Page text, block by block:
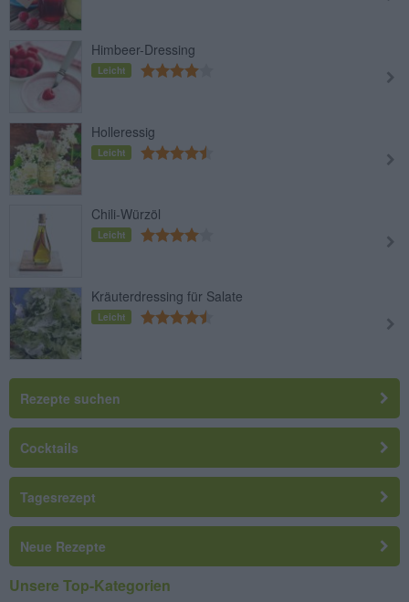
Himbeer-Dressing
Leicht
Holleressig
Leicht
Chili-Würzöl
Leicht
Kräuterdressing für Salate
Leicht
Rezepte suchen
Cocktails
Tagesrezept
Neue Rezepte
Unsere Top-Kategorien